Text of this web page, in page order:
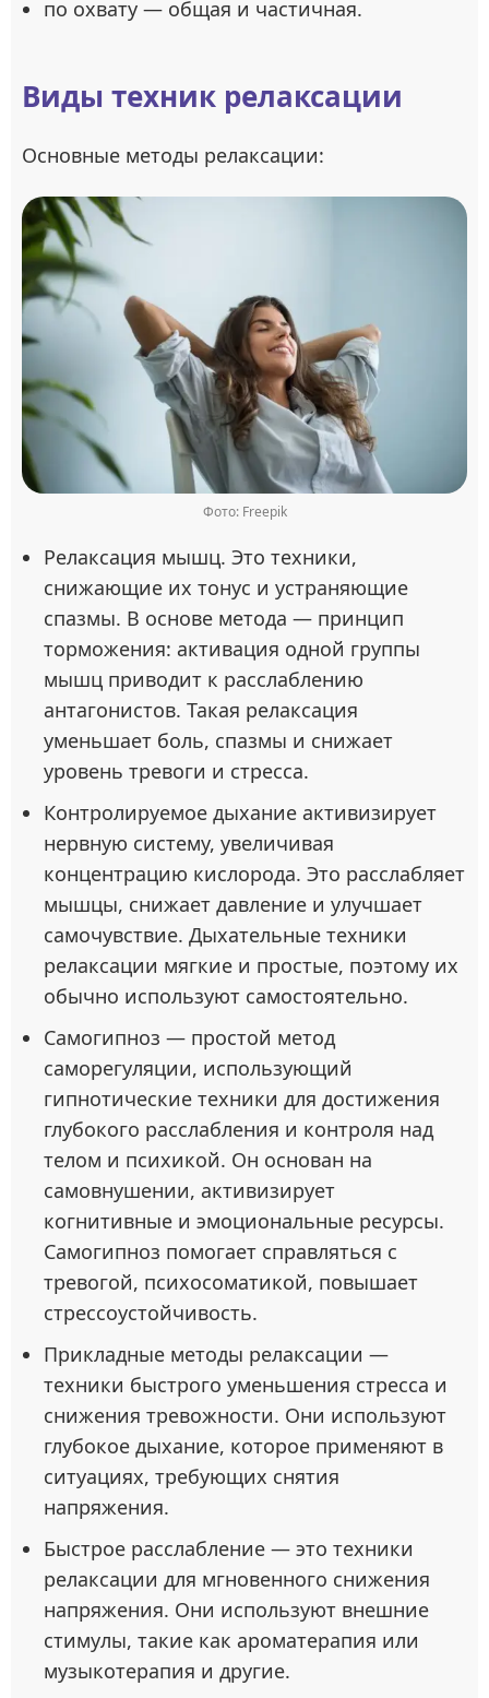
по охвату — общая и частичная.
Виды техник релаксации
Основные методы релаксации:
Фото: Freepik
Релаксация мышц. Это техники,
снижающие их тонус и устраняющие
спазмы. В основе метода — принцип
торможения: активация одной группы
мышц приводит к расслаблению
антагонистов. Такая релаксация
уменьшает боль, спазмы и снижает
уровень тревоги и стресса.
Контролируемое дыхание активизирует
нервную систему, увеличивая
концентрацию кислорода. Это расслабляет
мышцы, снижает давление и улучшает
самочувствие. Дыхательные техники
релаксации мягкие и простые, поэтому их
обычно используют самостоятельно.
Самогипноз — простой метод
саморегуляции, использующий
гипнотические техники для достижения
глубокого расслабления и контроля над
телом и психикой. Он основан на
самовнушении, активизирует
когнитивные и эмоциональные ресурсы.
Самогипноз помогает справляться с
тревогой, психосоматикой, повышает
стрессоустойчивость.
Прикладные методы релаксации —
техники быстрого уменьшения стресса и
снижения тревожности. Они используют
глубокое дыхание, которое применяют в
ситуациях, требующих снятия
напряжения.
Быстрое расслабление — это техники
релаксации для мгновенного снижения
напряжения. Они используют внешние
стимулы, такие как ароматерапия или
музыкотерапия и другие.